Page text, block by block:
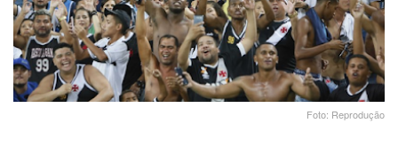
Foto: Reprodução